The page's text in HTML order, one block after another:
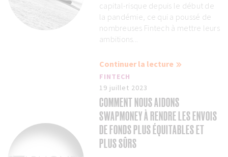
capital-risque depuis le début de
la pandémie, ce qui a poussé de
nombreuses Fintech à mettre leurs
ambitions...
Continuer la lecture
FINTECH
19 juillet 2023
COMMENT NOUS AIDONS
SWAPMONEY À RENDRE LES ENVOIS
DE FONDS PLUS ÉQUITABLES ET
PLUS SÛRS